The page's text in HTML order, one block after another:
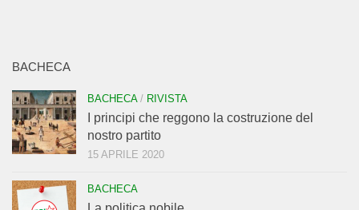
BACHECA
BACHECA/ RIVISTA
I principi che reggono la costruzione del
nostro partito
15 APRILE 2020
BACHECA